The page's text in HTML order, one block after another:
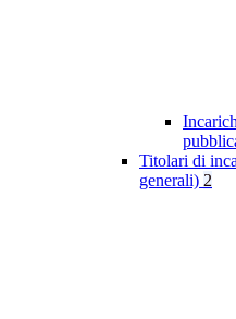
Titolari di
generali) 2